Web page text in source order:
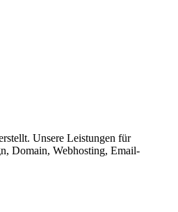
Unsere Leistungen für
Domain, Webhosting, Email-